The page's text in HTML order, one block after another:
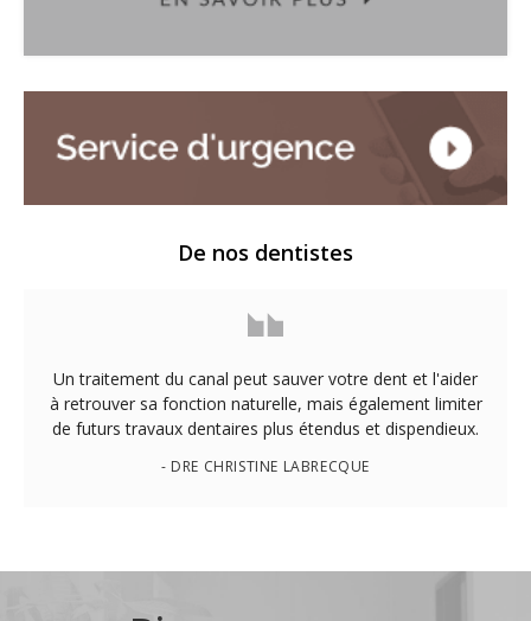
De nos dentistes
Un traitement du canal peut sauver votre dent et l'aider
à retrouver sa fonction naturelle, mais également limiter
de futurs travaux dentaires plus étendus et dispendieux.
- DRE CHRISTINE LABRECQUE